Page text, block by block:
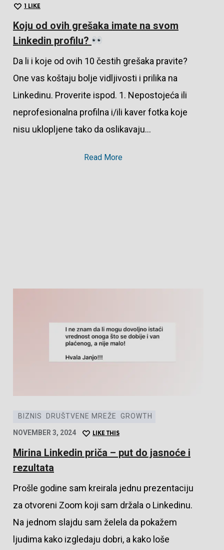
Koju od ovih grešaka imate na svom
Linkedin profilu?
1 LIKE
Da li i koje od ovih 10 čestih grešaka pravite?
One vas koštaju bolje vidljivosti i prilika na
Linkedinu. Proverite ispod. 1. Nepostojeća ili
neprofesionalna profilna i/ili kaver fotka koje
nisu uklopljene tako da oslikavaju…
Read More
Mirina Linkedin priča – put do jasnoće i
rezultata
BIZNIS DRUŠTVENE MREŽE GROWTH
NOVEMBER 3, 2024 LIKE THIS
Prošle godine sam kreirala jednu prezentaciju
za otvoreni Zoom koji sam držala o Linkedinu.
Na jednom slajdu sam želela da pokažem
ljudima kako izgledaju dobri, a kako loše